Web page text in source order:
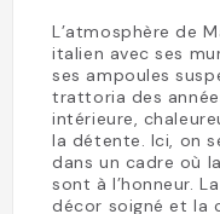
L’atmosphère de
italien avec ses
ses ampoules
trattoria des
intérieure,
la détente. Ici, on
dans un cadre où
sont à l’honneur.
décor soigné et la